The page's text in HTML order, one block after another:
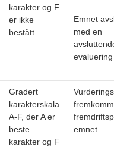
karakter og F
er ikke
bestått.
Emnet
med en
evaluering
Gradert
karakterskala
A-F, der A er
beste
karakter og F
emnet.